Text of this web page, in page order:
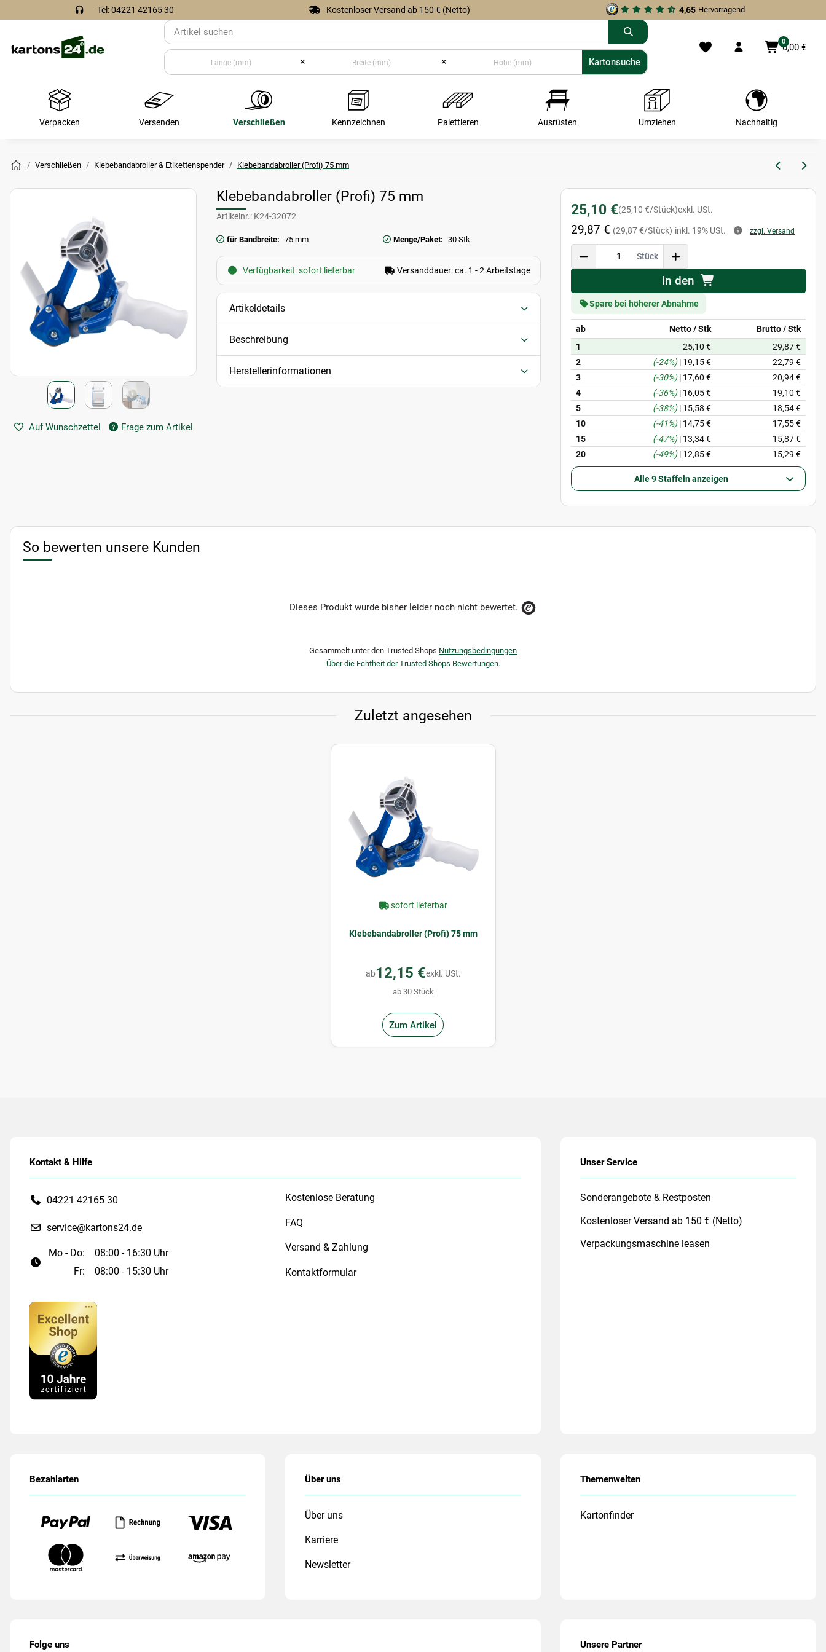
Tel: 04221 42165 30 Kostenloser Versand ab 150 € (Netto) 4,65 Hervorragend
0
0,00 €
× × Kartonsuche
Kartonsuche
Verpacken Versenden Verschließen Kennzeichnen Palettieren Ausrüsten Umziehen Nachhaltig
Verschließen Klebebandabroller & Etikettenspender Klebebandabroller (Profi) 75 mm
Auf Wunschzettel Frage zum Artikel
Klebebandabroller (Profi) 75 mm
Artikelnr.: K24-32072
für Bandbreite: 75 mm Menge/Paket: 30 Stk.
Verfügbarkeit: sofort lieferbar Versanddauer: ca. 1 - 2 Arbeitstage
Artikeldetails
Beschreibung
Herstellerinformationen
25,10 €(25,10 €/Stück)exkl. USt.
29,87 € (29,87 €/Stück) inkl. 19% USt. zzgl. Versand
Stück
In den
Spare bei höherer Abnahme
ab Netto / Stk
Brutto / Stk
1
25,10 €
29,87 €
2
(-24%)| 19,15 €
22,79 €
3
(-30%)| 17,60 €
20,94 €
4
(-36%)| 16,05 €
19,10 €
5
(-38%)| 15,58 €
18,54 €
10
(-41%)| 14,75 €
17,55 €
15
(-47%)| 13,34 €
15,87 €
20
(-49%)| 12,85 € 15,29 €
Alle 9 Staffeln anzeigen
So bewerten unsere Kunden
Dieses Produkt wurde bisher leider noch nicht bewertet.
Gesammelt unter den Trusted Shops Nutzungsbedingungen
Über die Echtheit der Trusted Shops Bewertungen.
Zuletzt angesehen
sofort lieferbar
Klebebandabroller (Profi) 75 mm
ab12,15 €exkl. USt.
ab 30 Stück
Zum Artikel
Kontakt & Hilfe
04221 42165 30
service@kartons24.de
Mo - Do:
08:00 - 16:30 Uhr
Fr:
08:00 - 15:30 Uhr
Kostenlose Beratung
FAQ
Versand & Zahlung
Kontaktformular
Unser Service
Sonderangebote & Restposten
Kostenloser Versand ab 150 € (Netto)
Verpackungsmaschine leasen
Bezahlarten Über uns
Über uns
Karriere
Newsletter
Themenwelten
Kartonfinder
Folge uns Unsere Partner